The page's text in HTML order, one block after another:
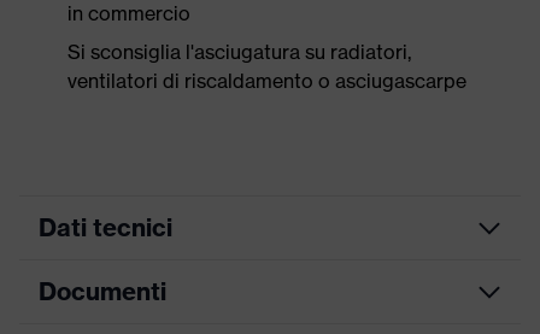
in commercio
Si sconsiglia l'asciugatura su radiatori,
ventilatori di riscaldamento o asciugascarpe
Dati tecnici
ricerca colore
Documenti